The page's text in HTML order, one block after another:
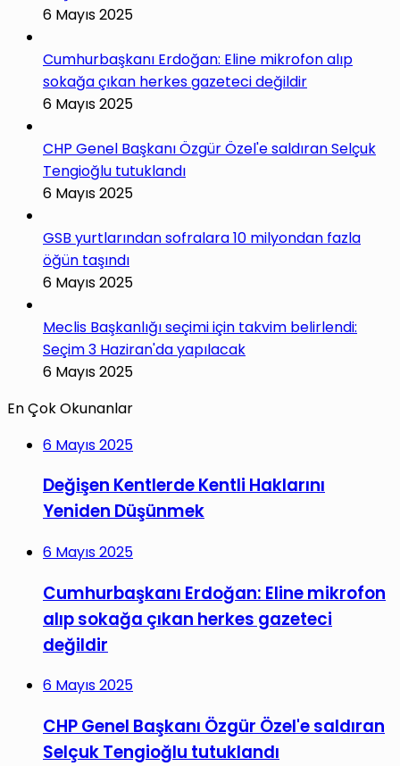
6 Mayıs 2025
Cumhurbaşkanı Erdoğan: Eline mikrofon alıp
sokağa çıkan herkes gazeteci değildir
6 Mayıs 2025
CHP Genel Başkanı Özgür Özel'e saldıran Selçuk
Tengioğlu tutuklandı
6 Mayıs 2025
GSB yurtlarından sofralara 10 milyondan fazla
öğün taşındı
6 Mayıs 2025
Meclis Başkanlığı seçimi için takvim belirlendi:
Seçim 3 Haziran'da yapılacak
6 Mayıs 2025
En Çok Okunanlar
6 Mayıs 2025
Değişen Kentlerde Kentli Haklarını
Yeniden Düşünmek
6 Mayıs 2025
Cumhurbaşkanı Erdoğan: Eline mikrofon
alıp sokağa çıkan herkes gazeteci
değildir
6 Mayıs 2025
CHP Genel Başkanı Özgür Özel'e saldıran
Selçuk Tengioğlu tutuklandı